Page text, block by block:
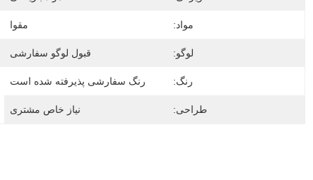
مواد: مقوا
لوگو: قبول لوگو سفارشی
رنگ: رنگ سفارشی پذیرفته شده است
طراحی: نیاز خاص مشتری